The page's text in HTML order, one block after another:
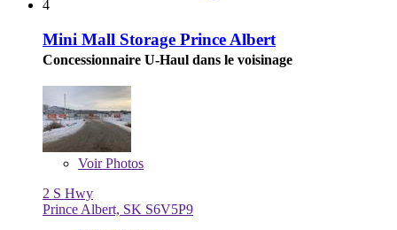
4
Mini Mall Storage Prince Albert
Concessionnaire U-Haul dans le voisinage
VoirPhotos
2 S Hwy
Prince Albert, SK S6V5P9